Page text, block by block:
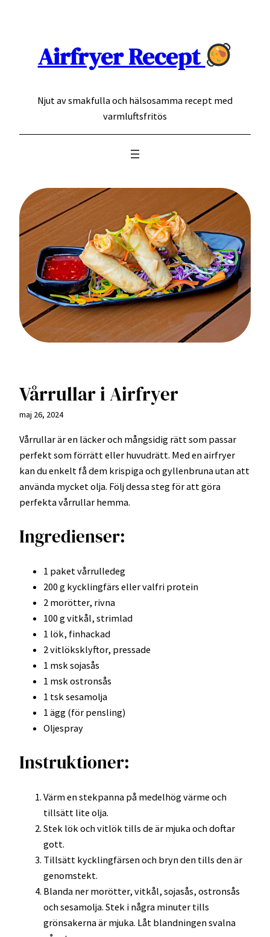
Airfryer Recept
Njut av smakfulla och hälsosamma recept med
varmluftsfritös
Vårrullar i Airfryer
maj 26, 2024
Vårrullar är en läcker och mångsidig rätt som passar
perfekt som förrätt eller huvudrätt. Med en airfryer
kan du enkelt få dem krispiga och gyllenbruna utan att
använda mycket olja. Följ dessa steg för att göra
perfekta vårrullar hemma.
Ingredienser:
1 paket vårrulledeg
200 g kycklingfärs eller valfri protein
2 morötter, rivna
100 g vitkål, strimlad
1 lök, finhackad
2 vitlöksklyftor, pressade
1 msk sojasås
1 msk ostronsås
1 tsk sesamolja
1 ägg (för pensling)
Oljespray
Instruktioner:
Värm en stekpanna på medelhög värme och
tillsätt lite olja.
Stek lök och vitlök tills de är mjuka och doftar
gott.
Tillsätt kycklingfärsen och bryn den tills den är
genomstekt.
Blanda ner morötter, vitkål, sojasås, ostronsås
och sesamolja. Stek i några minuter tills
grönsakerna är mjuka. Låt blandningen svalna